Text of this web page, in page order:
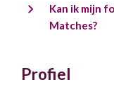
Kan ik mijn
Matches?
Profiel